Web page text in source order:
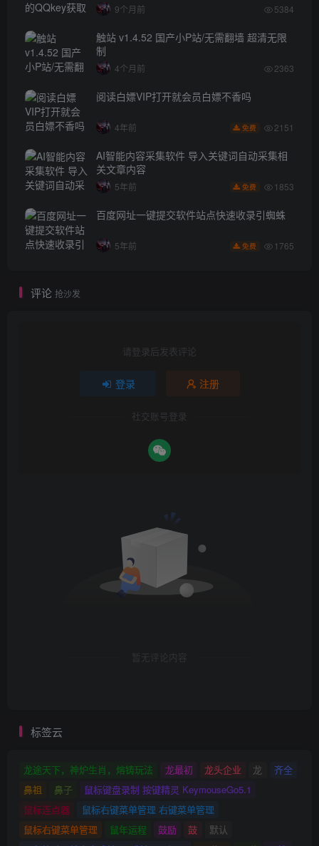
9个月前 5384
触站 v1.4.52 国产小P站/无需翻墙 超清无限
制
4个月前 2363
阅读白嫖VIP打开就会员白嫖不香吗
4年前 免费 2151
AI智能内容采集软件 导入关键词自动采集相
关文章内容
5年前 免费 1853
百度网址一键提交软件站点快速收录引蜘蛛
5年前 免费 1765
评论 抢沙发
请登录后发表评论
登录 注册
社交账号登录
暂无评论内容
标签云
龙途天下，神炉生肖，熔铸玩法 龙最初 龙头企业 龙
齐全
鼻祖
鼻子
鼠标键盘录制 按键精灵 KeymouseGo5.1
鼠标连点器
鼠标右键菜单管理 右键菜单管理
鼠标右键菜单管理
鼠年运程 鼓励 鼓
默认